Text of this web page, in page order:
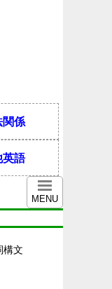
関係
英語
MENU
構文